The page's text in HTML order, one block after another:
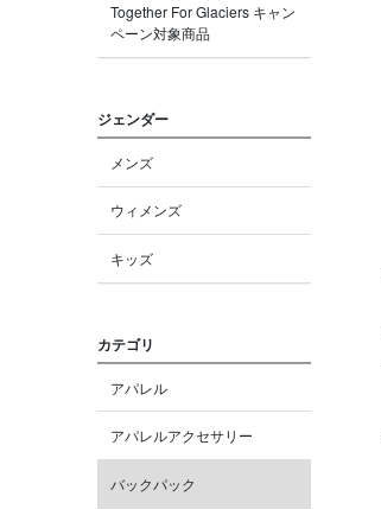
Together For Glaciers キャン
ペーン対象商品
ジェンダー
メンズ
ウィメンズ
キッズ
カテゴリ
アパレル
アパレルアクセサリー
バックパック